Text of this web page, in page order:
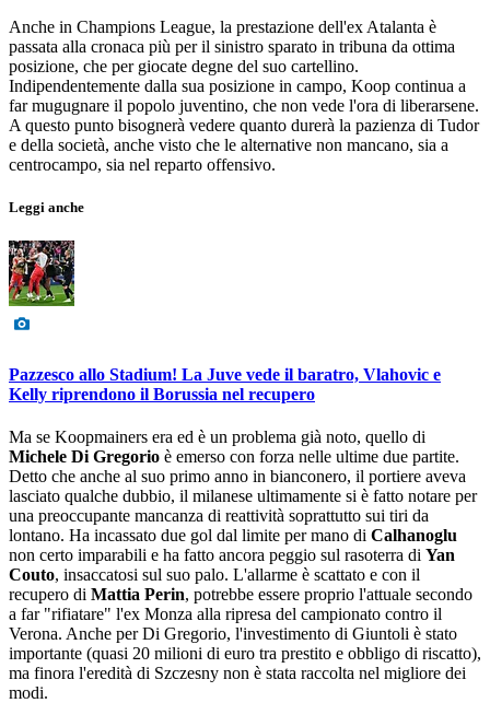
Anche in Champions League, la prestazione dell'ex Atalanta è
passata alla cronaca più per il sinistro sparato in tribuna da ottima
posizione, che per giocate degne del suo cartellino.
Indipendentemente dalla sua posizione in campo, Koop continua a
far mugugnare il popolo juventino, che non vede l'ora di liberarsene.
A questo punto bisognerà vedere quanto durerà la pazienza di Tudor
e della società, anche visto che le alternative non mancano, sia a
centrocampo, sia nel reparto offensivo.
Leggi anche
Pazzesco allo Stadium! La Juve vede il baratro, Vlahovic e
Kelly riprendono il Borussia nel recupero
Ma se Koopmainers era ed è un problema già noto, quello di
Michele Di Gregorio è emerso con forza nelle ultime due partite.
Detto che anche al suo primo anno in bianconero, il portiere aveva
lasciato qualche dubbio, il milanese ultimamente si è fatto notare per
una preoccupante mancanza di reattività soprattutto sui tiri da
lontano. Ha incassato due gol dal limite per mano di Calhanoglu
non certo imparabili e ha fatto ancora peggio sul rasoterra di Yan
Couto, insaccatosi sul suo palo. L'allarme è scattato e con il
recupero di Mattia Perin, potrebbe essere proprio l'attuale secondo
a far "rifiatare" l'ex Monza alla ripresa del campionato contro il
Verona. Anche per Di Gregorio, l'investimento di Giuntoli è stato
importante (quasi 20 milioni di euro tra prestito e obbligo di riscatto),
ma finora l'eredità di Szczesny non è stata raccolta nel migliore dei
modi.